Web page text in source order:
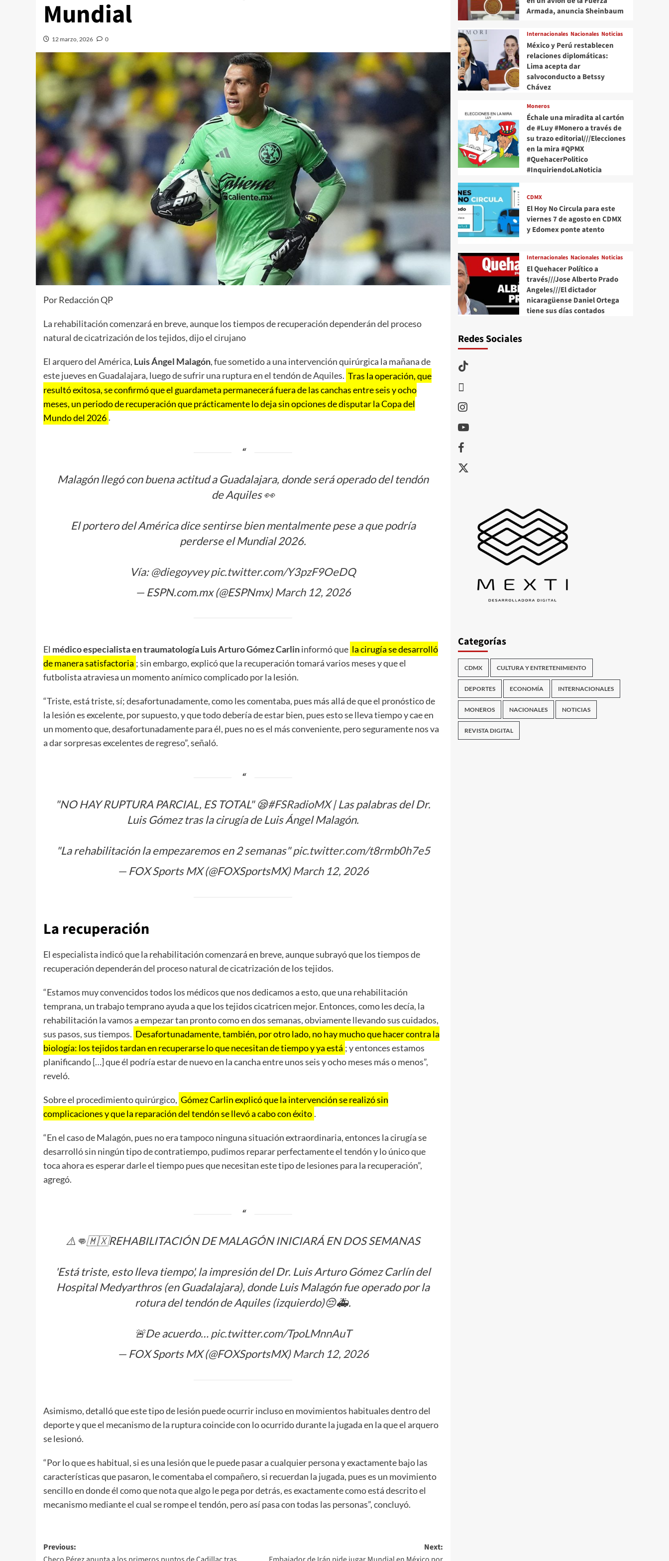
Mundial
12 marzo, 2026 0
Por Redacción QP
La rehabilitación comenzará en breve, aunque los tiempos de recuperación dependerán del proceso
natural de cicatrización de los tejidos, dijo el cirujano
El arquero del América, Luis Ángel Malagón, fue sometido a una intervención quirúrgica la mañana de
este jueves en Guadalajara, luego de sufrir una ruptura en el tendón de Aquiles. Tras la operación, que
resultó exitosa, se confirmó que el guardameta permanecerá fuera de las canchas entre seis y ocho
meses, un periodo de recuperación que prácticamente lo deja sin opciones de disputar la Copa del
Mundo del 2026 .
Malagón llegó con buena actitud a Guadalajara, donde será operado del tendón
de Aquiles 👀
El portero del América dice sentirse bien mentalmente pese a que podría
perderse el Mundial 2026.
Vía:@diegoyvey pic.twitter.com/Y3pzF9OeDQ
— ESPN.com.mx (@ESPNmx)March 12, 2026
El médico especialista en traumatología Luis Arturo Gómez Carlininformó que la cirugía se desarrolló
de manera satisfactoria ; sin embargo, explicó que la recuperación tomará varios meses y que el
futbolista atraviesa un momento anímico complicado por la lesión.
“Triste, está triste, sí; desafortunadamente, como les comentaba, pues más allá de que el pronóstico de
la lesión es excelente, por supuesto, y que todo debería de estar bien, pues esto se lleva tiempo y cae en
un momento que, desafortunadamente para él, pues no es el más conveniente, pero seguramente nos va
a dar sorpresas excelentes de regreso”, señaló.
"NO HAY RUPTURA PARCIAL, ES TOTAL" 😪#FSRadioMX| Las palabras del Dr.
Luis Gómez tras la cirugía de Luis Ángel Malagón.
"La rehabilitación la empezaremos en 2 semanas"pic.twitter.com/t8rmb0h7e5
— FOX Sports MX (@FOXSportsMX)March 12, 2026
La recuperación
El especialista indicó que la rehabilitación comenzará en breve, aunque subrayó que los tiempos de
recuperación dependerán del proceso natural de cicatrización de los tejidos.
“Estamos muy convencidos todos los médicos que nos dedicamos a esto, que una rehabilitación
temprana, un trabajo temprano ayuda a que los tejidos cicatricen mejor. Entonces, como les decía, la
rehabilitación la vamos a empezar tan pronto como en dos semanas, obviamente llevando sus cuidados,
sus pasos, sus tiempos. Desafortunadamente, también, por otro lado, no hay mucho que hacer contra la
biología: los tejidos tardan en recuperarse lo que necesitan de tiempo y ya está ; y entonces estamos
planificando […] que él podría estar de nuevo en la cancha entre unos seis y ocho meses más o menos”,
reveló.
Sobre el procedimiento quirúrgico, Gómez Carlin explicó que la intervención se realizó sin
complicaciones y que la reparación del tendón se llevó a cabo con éxito .
“En el caso de Malagón, pues no era tampoco ninguna situación extraordinaria, entonces la cirugía se
desarrolló sin ningún tipo de contratiempo, pudimos reparar perfectamente el tendón y lo único que
toca ahora es esperar darle el tiempo pues que necesitan este tipo de lesiones para la recuperación”,
agregó.
⚠️👊🇲🇽REHABILITACIÓN DE MALAGÓN INICIARÁ EN DOS SEMANAS
'Está triste, esto lleva tiempo', la impresión del Dr. Luis Arturo Gómez Carlín del
Hospital Medyarthros (en Guadalajara), donde Luis Malagón fue operado por la
rotura del tendón de Aquiles (izquierdo)😔🚑.
🚨De acuerdo… pic.twitter.com/TpoLMnnAuT
— FOX Sports MX (@FOXSportsMX)March 12, 2026
Asimismo, detalló que este tipo de lesión puede ocurrir incluso en movimientos habituales dentro del
deporte y que el mecanismo de la ruptura coincide con lo ocurrido durante la jugada en la que el arquero
se lesionó.
“Por lo que es habitual, si es una lesión que le puede pasar a cualquier persona y exactamente bajo las
características que pasaron, le comentaba el compañero, si recuerdan la jugada, pues es un movimiento
sencillo en donde él como que nota que algo le pega por detrás, es exactamente como está descrito el
mecanismo mediante el cual se rompe el tendón, pero así pasa con todas las personas”, concluyó.
Post
Previous:
Next:
Armada, anuncia Sheinbaum
Internacionales Nacionales Noticias
México y Perú restablecen
relaciones diplomáticas:
Lima acepta dar
salvoconducto a Betssy
Chávez
Moneros
Échale una miradita al cartón
de #Luy #Monero a través de
su trazo editorial///Elecciones
en la mira #QPMX
#QuehacerPolitico
#InquiriendoLaNoticia
CDMX
El Hoy No Circula para este
viernes 7 de agosto en CDMX
y Edomex ponte atento
Internacionales Nacionales Noticias
El Quehacer Político a
través///Jose Alberto Prado
Angeles///El dictador
nicaragüense Daniel Ortega
tiene sus días contados
Redes Sociales
TikTok
Instagram
Youtube
Facebook
X
Categorías
CDMX CULTURA Y ENTRETENIMIENTO
DEPORTES ECONOMÍA INTERNACIONALES
MONEROS NACIONALES NOTICIAS
REVISTA DIGITAL